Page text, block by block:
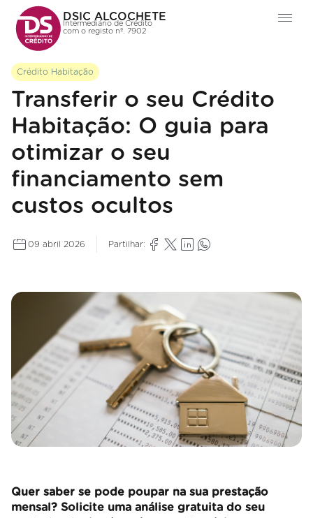
DSIC ALCOCHETE
Intermediário de Crédito
com o registo nº. 7902
Crédito Habitação
Transferir o seu Crédito
Habitação: O guia para
otimizar o seu
financiamento sem
custos ocultos
09 abril 2026 Partilhar:
Quer saber se pode poupar na sua prestação
mensal? Solicite uma análise gratuita do seu